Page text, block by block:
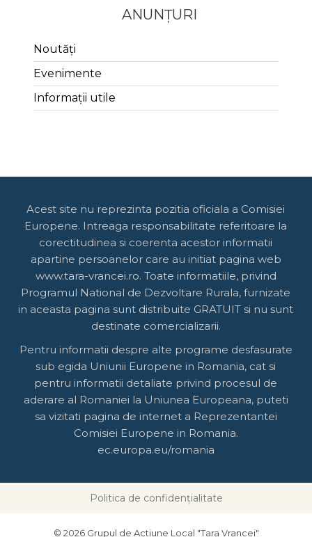
ANUNȚURI
Noutăți
Evenimente
Informații utile
Acest site nu reprezinta pozitia oficiala a Comisiei
Europene. Intreaga responsabilitate referitoare la
corectitudinea si coerenta acestor informatii
apartine persoanelor care au initiat pagina web
www.tara-vrancei.ro. Toate informatiile, privind
Programul National de Dezvoltare Rurala, furnizate
in aceasta pagina sunt distribuite GRATUIT si nu sunt
destinate comercializarii.
Pentru informatii despre alte programe desfasurate
sub egida Uniunii Europene in Romania, cat si
pentru informatii detaliate privind procesul de
aderare al Romaniei la Uniunea Europeana, puteti
sa vizitati pagina de internet a Reprezentantei
Comisiei Europene in Romania.
ec.europa.eu/romania
Politica de confidențialitate
© 2026 Grupul de Actiune Local "Tara Vrancei"